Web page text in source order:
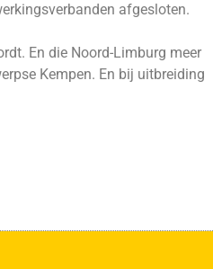
afgesloten.
En die Noord-Limburg meer
Kempen. En bij uitbreiding